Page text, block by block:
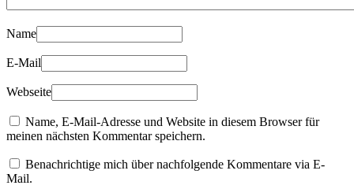
Name
E-Mail
Webseite
Name, E-Mail-Adresse und Website in diesem Browser für
meinen nächsten Kommentar speichern.
Benachrichtige mich über nachfolgende Kommentare via E-
Mail.